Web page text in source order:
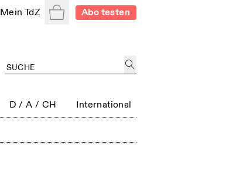
Mein TdZ WarenkorbAbo testen
D / A / CH International